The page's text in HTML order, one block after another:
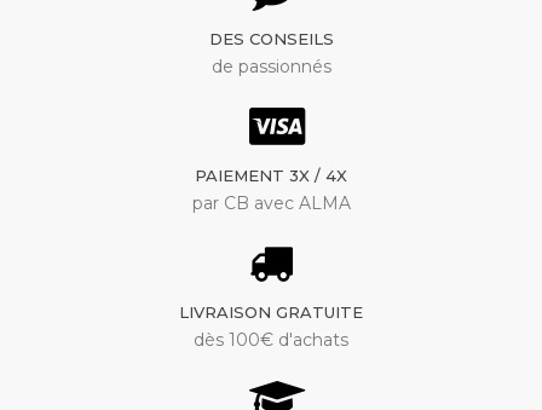
DES CONSEILS
de passionnés
PAIEMENT 3X / 4X
par CB avec ALMA
LIVRAISON GRATUITE
dès 100€ d'achats